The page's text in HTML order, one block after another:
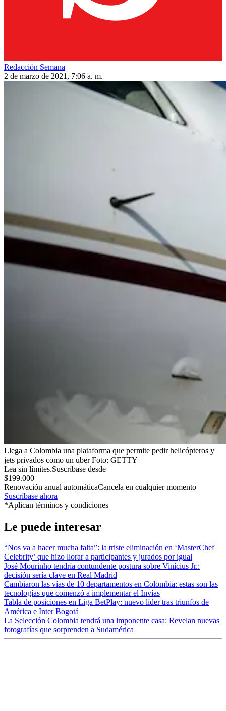
Redacción Semana
2 de marzo de 2021, 7:06 a. m.
Llega a Colombia una plataforma que permite pedir helicópteros y
jets privados como un uberFoto: GETTY
Lea sin límites.Suscríbase desde
$199.000
Renovación anual automáticaCancela en cualquier momento
Suscríbase ahora
*Aplican términos y condiciones
Le puede interesar
“Nos va a hacer mucha falta”: la triste eliminación en ‘MasterChef
Celebrity’ que hizo llorar a participantes y jurados por igual
José Mourinho tendría contundente postura sobre Vinícius Jr.:
decisión sería clave en Real Madrid
Cambiaron las vías de 10 departamentos en Colombia: estas son las
tecnologías que comenzó a implementar el Invías
Tabla de posiciones en Liga BetPlay: nuevo líder tras triunfos de
América e Inter Bogotá
La Selección Colombia tendrá una imponente casa: Revelan nuevas
fotografías que sorprenden a Sudamérica